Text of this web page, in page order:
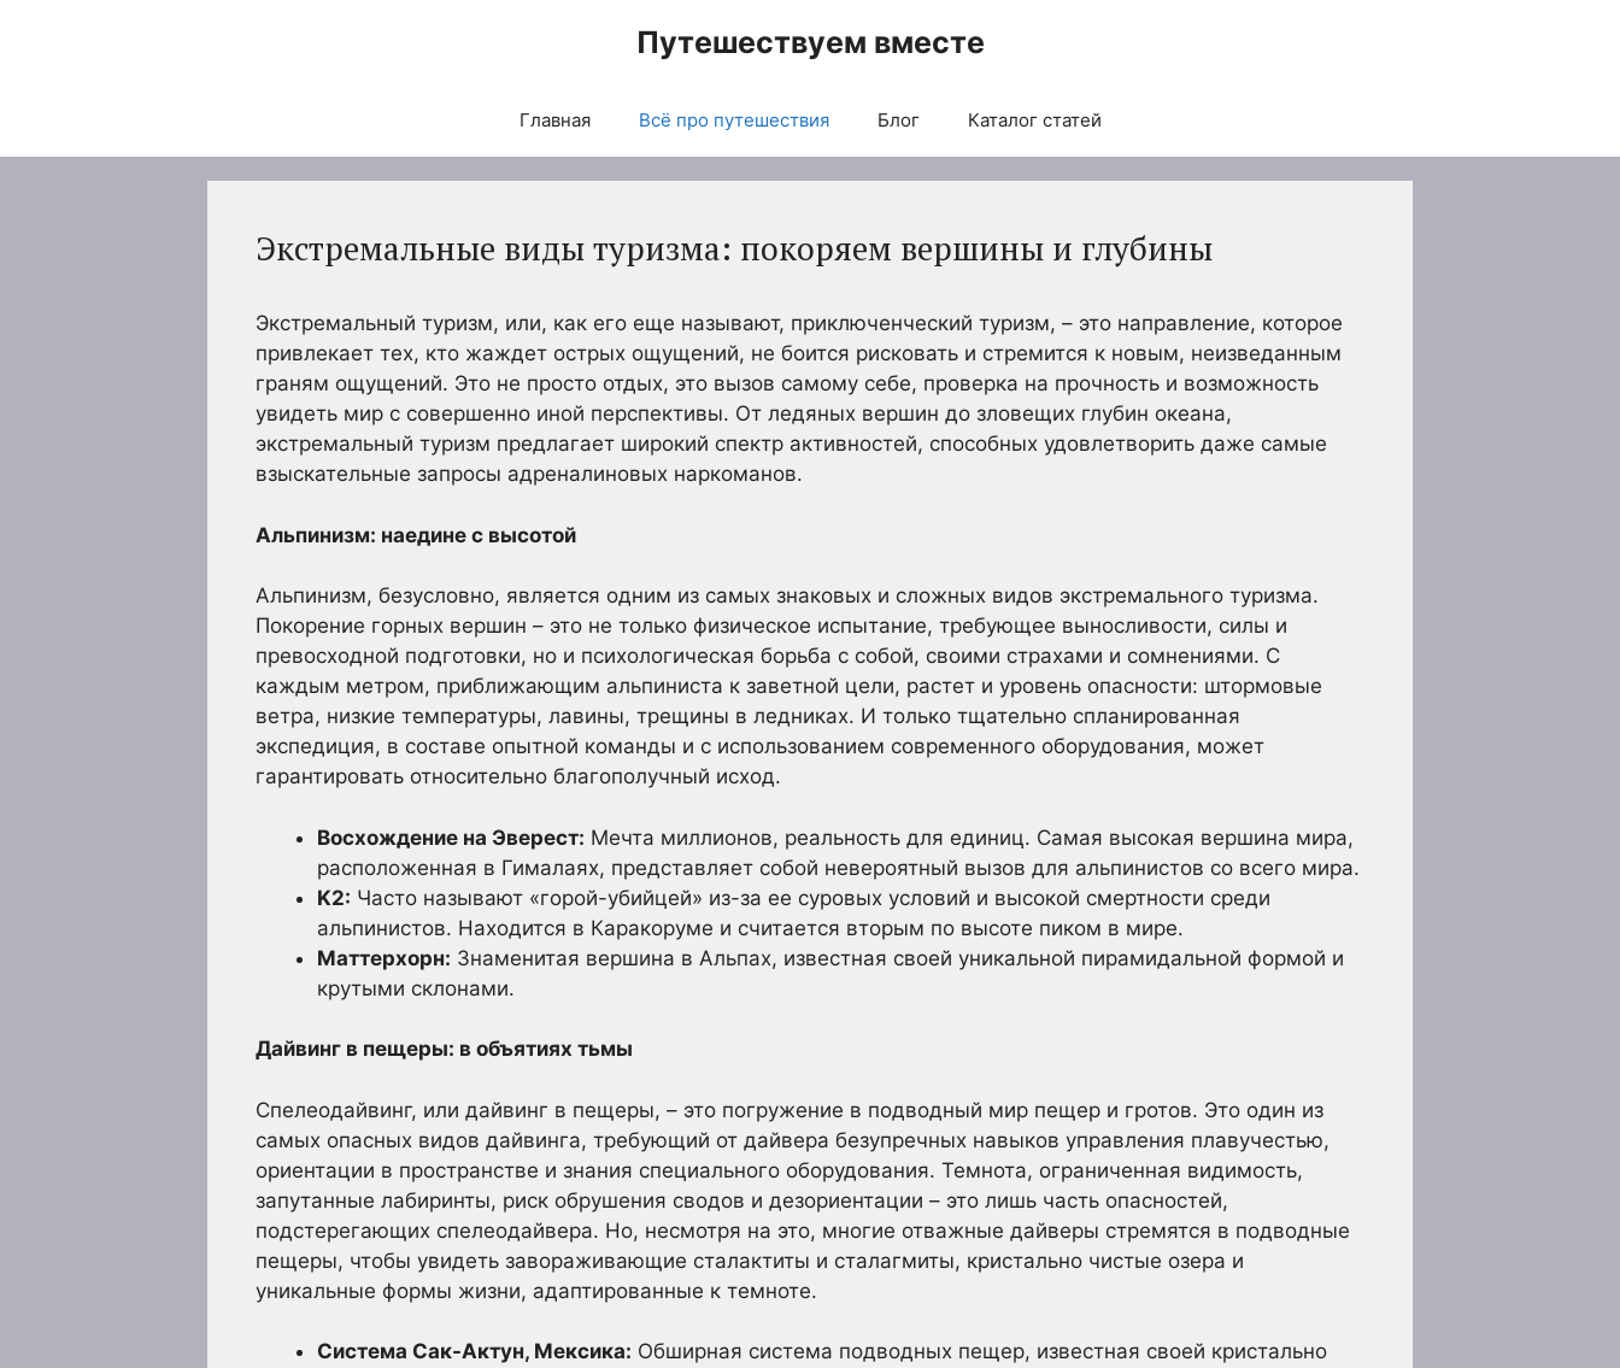
Путешествуем вместе
Главная Всё про путешествия Блог Каталог статей
Экстремальные виды туризма: покоряем вершины и глубины
Экстремальный туризм, или, как его еще называют, приключенческий туризм, – это направление, которое
привлекает тех, кто жаждет острых ощущений, не боится рисковать и стремится к новым, неизведанным
граням ощущений. Это не просто отдых, это вызов самому себе, проверка на прочность и возможность
увидеть мир с совершенно иной перспективы. От ледяных вершин до зловещих глубин океана,
экстремальный туризм предлагает широкий спектр активностей, способных удовлетворить даже самые
взыскательные запросы адреналиновых наркоманов.
Альпинизм: наедине с высотой
Альпинизм, безусловно, является одним из самых знаковых и сложных видов экстремального туризма.
Покорение горных вершин – это не только физическое испытание, требующее выносливости, силы и
превосходной подготовки, но и психологическая борьба с собой, своими страхами и сомнениями. С
каждым метром, приближающим альпиниста к заветной цели, растет и уровень опасности: штормовые
ветра, низкие температуры, лавины, трещины в ледниках. И только тщательно спланированная
экспедиция, в составе опытной команды и с использованием современного оборудования, может
гарантировать относительно благополучный исход.
Восхождение на Эверест: Мечта миллионов, реальность для единиц. Самая высокая вершина мира,
расположенная в Гималаях, представляет собой невероятный вызов для альпинистов со всего мира.
K2: Часто называют «горой-убийцей» из-за ее суровых условий и высокой смертности среди
альпинистов. Находится в Каракоруме и считается вторым по высоте пиком в мире.
Маттерхорн: Знаменитая вершина в Альпах, известная своей уникальной пирамидальной формой и
крутыми склонами.
Дайвинг в пещеры: в объятиях тьмы
Спелеодайвинг, или дайвинг в пещеры, – это погружение в подводный мир пещер и гротов. Это один из
самых опасных видов дайвинга, требующий от дайвера безупречных навыков управления плавучестью,
ориентации в пространстве и знания специального оборудования. Темнота, ограниченная видимость,
запутанные лабиринты, риск обрушения сводов и дезориентации – это лишь часть опасностей,
подстерегающих спелеодайвера. Но, несмотря на это, многие отважные дайверы стремятся в подводные
пещеры, чтобы увидеть завораживающие сталактиты и сталагмиты, кристально чистые озера и
уникальные формы жизни, адаптированные к темноте.
Система Сак-Актун, Мексика: Обширная система подводных пещер, известная своей кристально